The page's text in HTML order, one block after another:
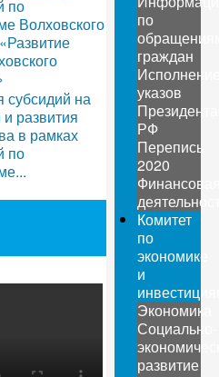
по
Волховского
субсидий на
развития
в рамках
по
по
граждан
указов
Президента
РФ
Перепись
2020
Комитет
по
экономике
и
Экономика
Социально-
развитие